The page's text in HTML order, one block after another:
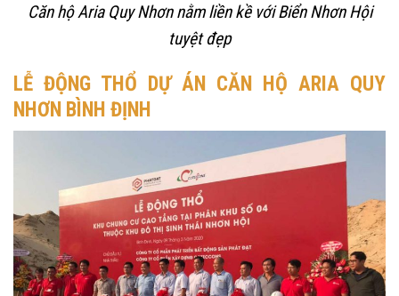
Căn hộ Aria Quy Nhơn nằm liền kề với Biển Nhơn Hội
tuyệt đẹp
LỄ ĐỘNG THỔ DỰ ÁN CĂN HỘ ARIA QUY
NHƠN BÌNH ĐỊNH